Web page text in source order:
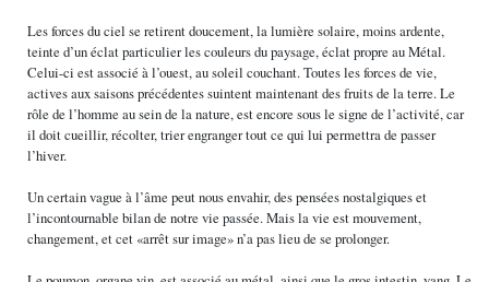
Les forces du ciel se retirent doucement, la lumière solaire, moins ardente,
teinte d’un éclat particulier les couleurs du paysage, éclat propre au Métal.
Celui-ci est associé à l’ouest, au soleil couchant. Toutes les forces de vie,
actives aux saisons précédentes suintent maintenant des fruits de la terre. Le
rôle de l’homme au sein de la nature, est encore sous le signe de l’activité, car
il doit cueillir, récolter, trier engranger tout ce qui lui permettra de passer
l’hiver.
Un certain vague à l’âme peut nous envahir, des pensées nostalgiques et
l’incontournable bilan de notre vie passée. Mais la vie est mouvement,
changement, et cet «arrêt sur image» n’a pas lieu de se prolonger.